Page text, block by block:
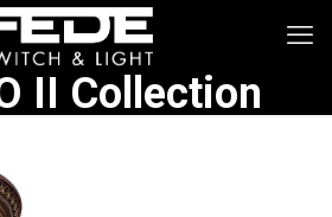
II Collection